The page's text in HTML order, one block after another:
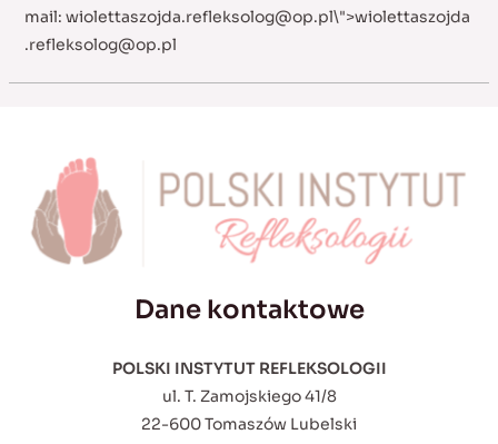
mail: wiolettaszojda.refleksolog@op.pl\">wiolettaszojda
.refleksolog@op.pl
Dane kontaktowe
POLSKI INSTYTUT REFLEKSOLOGII
ul. T. Zamojskiego 41/8
22-600 Tomaszów Lubelski